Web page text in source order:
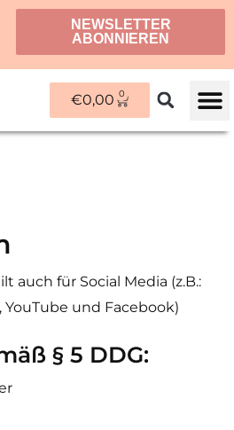
NEWSLETTER
ABONNIEREN
€0,00 0
WARENKORB
auch für Social Media (z.B.:
und Facebook)
§ 5 DDG: